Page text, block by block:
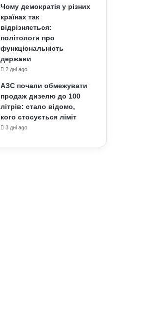
Чому демократія у різних
країнах так
відрізняється:
політологи про
функціональність
держави
2 дні ago
АЗС почали обмежувати
продаж дизелю до 100
літрів: стало відомо,
кого стосується ліміт
3 дні ago